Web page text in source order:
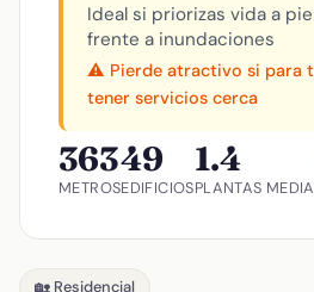
Ideal si priorizas vida a
frente a inundaciones
⚠️ Pierde atractivo si para
tener servicios cerca
363
METROS
49
EDIFICIOS
1.4
PLANTAS MEDIA
🏡 Residencial